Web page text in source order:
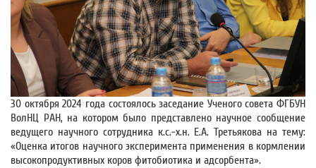
30 октября 2024 года состоялось заседание Ученого совета ФГБУН
ВолНЦ РАН, на котором было представлено научное сообщение
ведущего научного сотрудника к.с.-х.н. Е.А. Третьякова на тему:
«Оценка итогов научного эксперимента применения в кормлении
высокопродуктивных коров фитобиотика и адсорбента».